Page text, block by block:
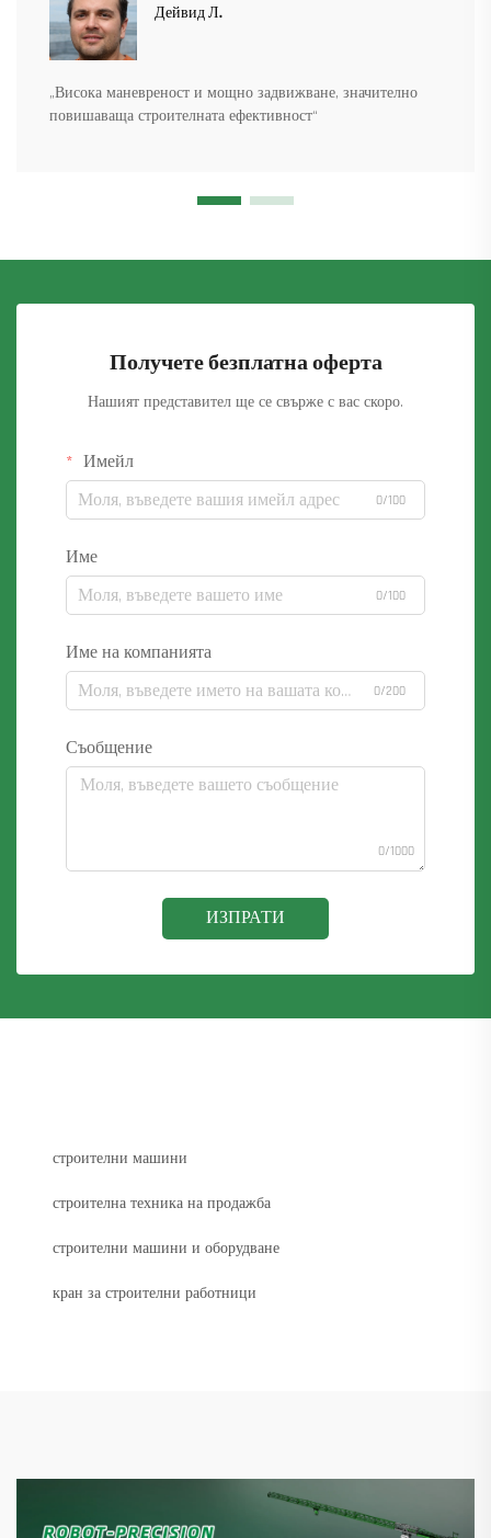
Дейвид Л.
„Висока маневреност и мощно задвижване, значително
повишаваща строителната ефективност“
Получете безплатна оферта
Нашият представител ще се свърже с вас скоро.
Имейл
0/100
Име
0/100
Име на компанията
0/200
Съобщение
0/1000
ИЗПРАТИ
строителни машини
строителна техника на продажба
строителни машини и оборудване
кран за строителни работници